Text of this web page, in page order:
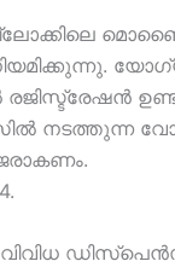
മൊബൈല്‍
നിയമിക്കുന്നു.
നടത്തുന്ന
വിവിധ